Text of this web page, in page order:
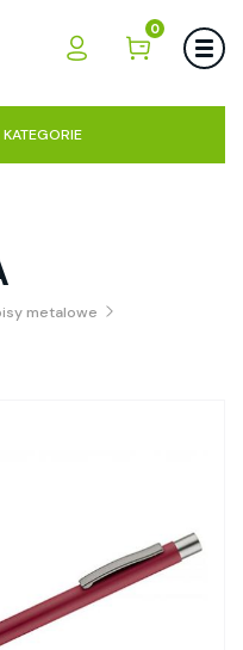
0
metalowe